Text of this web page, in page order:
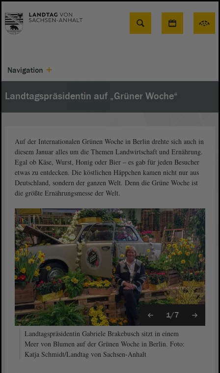
Suche
Navigation
Landtagspräsidentin auf „Grüner Woche“
Auf der Internationalen Grünen Woche in Berlin drehte sich auch in
diesem Januar alles um die Themen Landwirtschaft und Ernährung.
Egal ob Käse, Wurst, Honig oder Bier – es gab für jeden Besucher
etwas zu entdecken. Die köstlichen Häppchen kamen nicht nur aus
Deutschland, sondern der ganzen Welt. Denn die Grüne Woche ist
die größte Ernährungsmesse der Welt.
1/7
Landtagspräsidentin Gabriele Brakebusch sitzt in einem
Meer von Blumen auf der Grünen Woche in Berlin. Foto:
Katja Schmidt/Landtag von Sachsen-Anhalt